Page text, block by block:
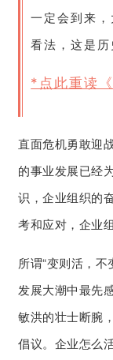
一定会到来
看法，这是历
*点此重读
直面危机勇敢迎
的事业发展已经
识，企业组织的
考和应对，企业
所谓“变则活，
发展大潮中最先
敏洪的壮士断腕
倡议。企业怎么